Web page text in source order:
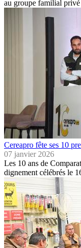
au groupe familial
Cereapro fête ses 10
07 janvier 2026
Les 10 ans de
dignement célébrés le